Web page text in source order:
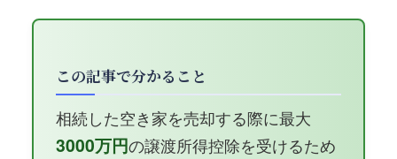
この記事で分かること
相続した空き家を売却する際に最大
3000万円の譲渡所得控除を受けるため